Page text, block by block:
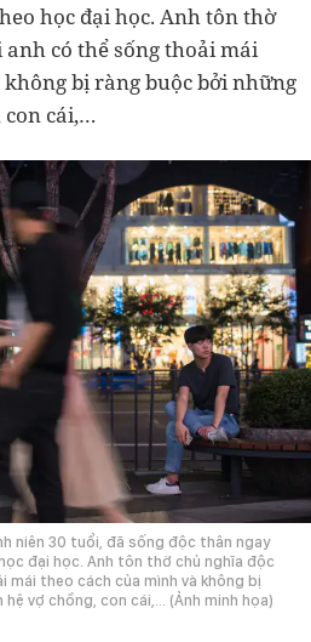
học đại học. Anh tôn thờ
có thể sống thoải mái
bị ràng buộc bởi những
con cái,…
niên 30 tuổi, đã sống độc thân ngay
đại học. Anh tôn thờ chủ nghĩa độc
theo cách của mình và không bị
vợ chồng, con cái,… (Ảnh minh họa)